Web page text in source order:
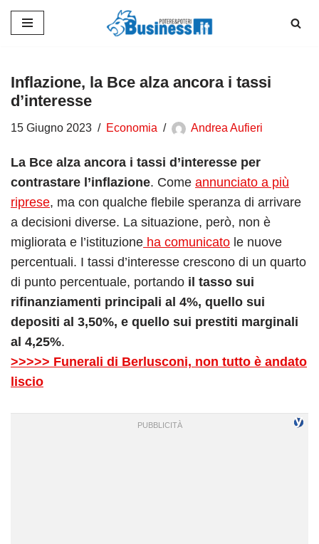
contenuto
Inflazione, la Bce alza ancora i tassi
d’interesse
15 Giugno 2023 Economia Andrea Aufieri
La Bce alza ancora i tassi d’interesse per
contrastare l’inflazione. Come annunciato a più
riprese, ma con qualche flebile speranza di arrivare
a decisioni diverse. La situazione, però, non è
migliorata e l’istituzione ha comunicato le nuove
percentuali. I tassi d’interesse crescono di un quarto
di punto percentuale, portando il tasso sui
rifinanziamenti principali al 4%, quello sui
depositi al 3,50%, e quello sui prestiti marginali
al 4,25%.
>>>>> Funerali di Berlusconi, non tutto è andato
liscio